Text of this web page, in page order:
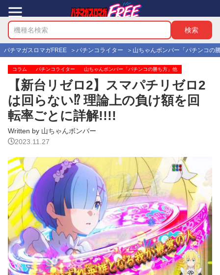
パチマガスロマガFREE パチンコライター 山ちゃんボンバー「パチンコの
コラム パチンコライター 山ちゃんボンバー「パチンコの勝ち方」他
【新台リゼロ2】スマパチリゼロ2
は回らない⁉ 理論上の負け額を回
転率ごとに詳解!!!!
Written by 山ちゃんボンバー
2023.11.27